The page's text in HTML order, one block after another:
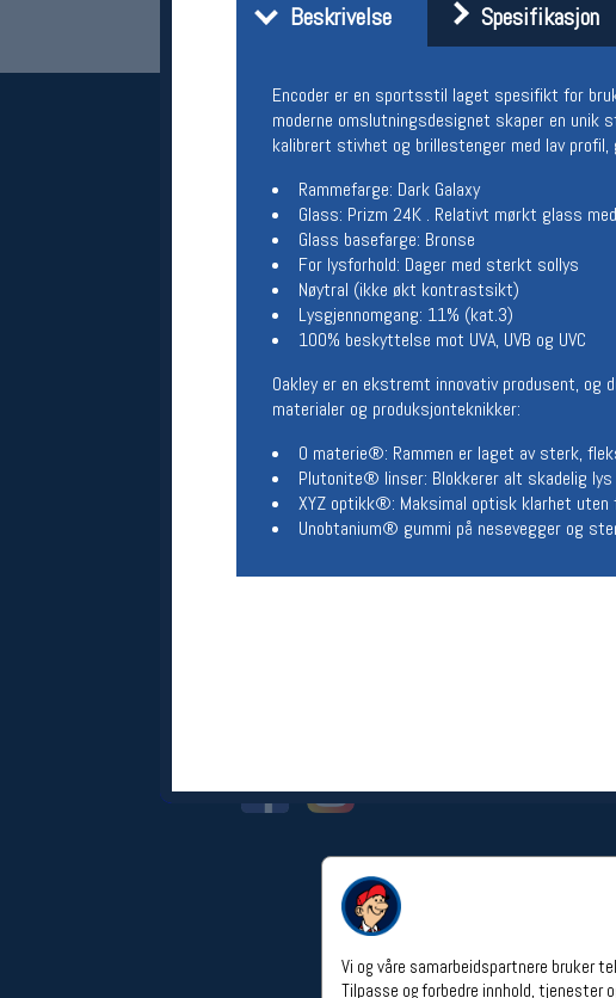
Beskrivelse Spesifikasjon
Encoder er en sportsstil laget spesifikt for
moderne omslutningsdesignet skaper en
kalibrert stivhet og brillestenger med lav
Rammefarge: Dark Galaxy
Glass: Prizm 24K . Relativt mørkt glass
Glass basefarge: Bronse
For lysforhold: Dager med sterkt sollys
Nøytral (ikke økt kontrastsikt)
Lysgjennomgang: 11% (kat.3)
100% beskyttelse mot UVA, UVB og UVC
Oakley er en ekstremt innovativ produsent,
materialer og produksjonteknikker:
O materie®: Rammen er laget av sterk,
Plutonite® linser: Blokkerer alt skadelig
XYZ optikk®: Maksimal optisk klarhet
Unobtanium® gummi på nesevegger og
Vi og våre samarbeidspartnere bruker
Tilpasse og forbedre innhold, tjenester
Her finner du oss
Oslo Sportslager
Torggata 20
0183 Oslo
Telefon: 23 32 62 00
(telefontid man-fredag klokken 10-13)
Om oss
Kontakt oss
Åpningstider verkstedet
Man-Fredag:
11-18
Om verkstedet